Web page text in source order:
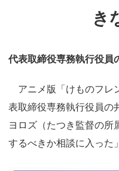
き
代表取締役専務執行役員
アニメ版「けものフレ
表取締役専務執行役員の
ヨロズ（たつき監督の所
するべきか相談に入った